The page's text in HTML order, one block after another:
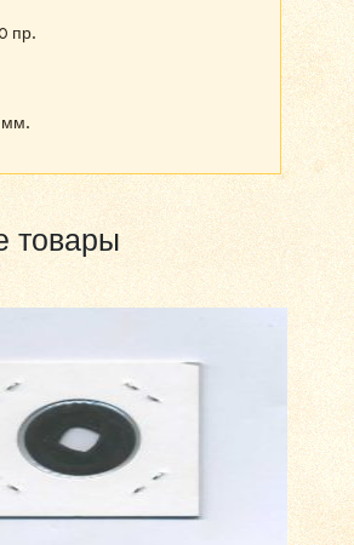
пр.
мм.
товары